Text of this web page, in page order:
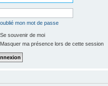
oublié mon mot de passe
Se souvenir de moi
Masquer ma présence lors de cette session